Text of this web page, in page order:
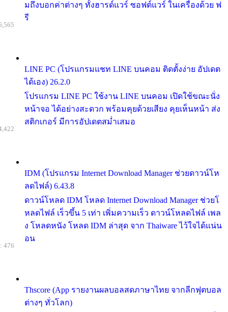
มถึงบอกค่าต่างๆ ทั้งฮารด์แวร์ ซอฟต์แวร์ ในเครื่องด้วย ฟ
รี
LINE PC (โปรแกรมแชท LINE บนคอม ติดตั้งง่าย อัปเดต
ได้เอง) 26.2.0
โปรแกรม LINE PC ใช้งาน LINE บนคอม เปิดใช้ขณะนั่ง
หน้าจอ ได้อย่างสะดวก พร้อมคุยด้วยเสียง คุยเห็นหน้า ส่ง
สติกเกอร์ มีการอัปเดตสม่ำเสมอ
IDM (โปรแกรม Internet Download Manager ช่วยดาวน์โห
ลดไฟล์) 6.43.8
ดาวน์โหลด IDM โหลด Internet Download Manager ช่วยโ
หลดไฟล์ เร็วขึ้น 5 เท่า เพิ่มความเร็ว ดาวน์โหลดไฟล์ เพล
ง โหลดหนัง โหลด IDM ล่าสุด จาก Thaiware ไว้ใจได้แน่น
อน
Thscore (App รายงานผลบอลสดภาษาไทย จากลีกฟุตบอล
ต่างๆ ทั่วโลก)
476